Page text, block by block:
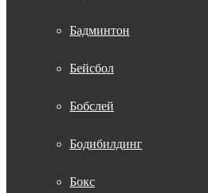
Бадминтон
Бейсбол
Бобслей
Бодибилдинг
Бокс